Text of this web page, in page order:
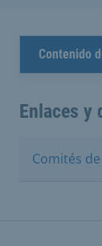
Contenido
Enlaces y
Comités